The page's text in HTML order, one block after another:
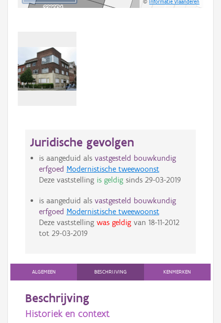
©Informatie Vlaanderen
Juridische gevolgen
is aangeduid als vastgesteld bouwkundig
erfgoed Modernistische tweewoonst
Deze vaststelling is geldigsinds 29-03-2019
is aangeduid als vastgesteld bouwkundig
erfgoed Modernistische tweewoonst
Deze vaststelling was geldigvan 18-11-2012
tot 29-03-2019
ALGEMEEN BESCHRIJVING KENMERKEN
Beschrijving
Historiek en context